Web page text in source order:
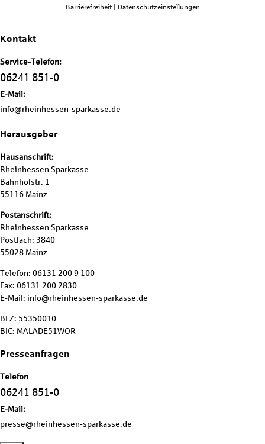
Barrierefreiheit | Datenschutzeinstellungen
Kontakt
Service-Telefon:
06241 851-0
E-Mail:
info@rheinhessen-sparkasse.de
Herausgeber
Hausanschrift:
Rheinhessen Sparkasse
Bahnhofstr. 1
55116 Mainz
Postanschrift:
Rheinhessen Sparkasse
Postfach: 3840
55028 Mainz
Telefon: 06131 200 9 100
Fax: 06131 200 2830
E-Mail: info@rheinhessen-sparkasse.de
BLZ: 55350010
BIC: MALADE51WOR
Presseanfragen
Telefon
06241 851-0
E-Mail:
presse@rheinhessen-sparkasse.de